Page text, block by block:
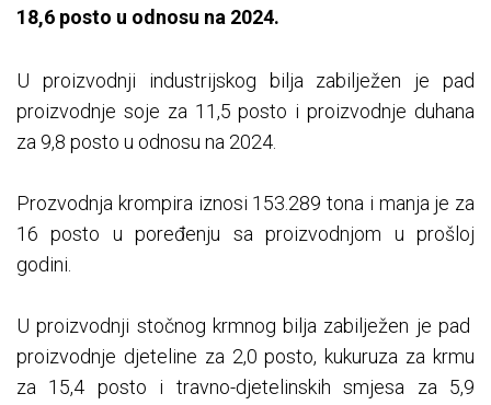
18,6 posto u odnosu na 2024.
U proizvodnji industrijskog bilja zabilježen je pad
proizvodnje soje za 11,5 posto i proizvodnje duhana
za 9,8 posto u odnosu na 2024.
Prozvodnja krompira iznosi 153.289 tona i manja je za
16 posto u poređenju sa proizvodnjom u prošloj
godini.
U proizvodnji stočnog krmnog bilja zabilježen je pad
proizvodnje djeteline za 2,0 posto, kukuruza za krmu
za 15,4 posto i travno-djetelinskih smjesa za 5,9